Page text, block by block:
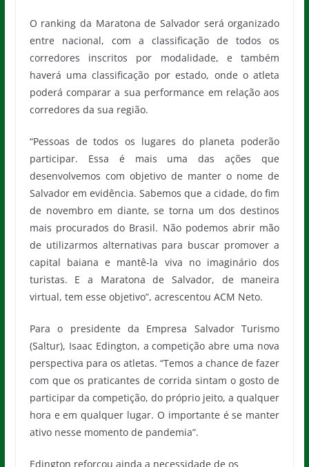
O ranking da Maratona de Salvador será organizado
entre nacional, com a classificação de todos os
corredores inscritos por modalidade, e também
haverá uma classificação por estado, onde o atleta
poderá comparar a sua performance em relação aos
corredores da sua região.
“Pessoas de todos os lugares do planeta poderão
participar. Essa é mais uma das ações que
desenvolvemos com objetivo de manter o nome de
Salvador em evidência. Sabemos que a cidade, do fim
de novembro em diante, se torna um dos destinos
mais procurados do Brasil. Não podemos abrir mão
de utilizarmos alternativas para buscar promover a
capital baiana e mantê-la viva no imaginário dos
turistas. E a Maratona de Salvador, de maneira
virtual, tem esse objetivo”, acrescentou ACM Neto.
Para o presidente da Empresa Salvador Turismo
(Saltur), Isaac Edington, a competição abre uma nova
perspectiva para os atletas. “Temos a chance de fazer
com que os praticantes de corrida sintam o gosto de
participar da competição, do próprio jeito, a qualquer
hora e em qualquer lugar. O importante é se manter
ativo nesse momento de pandemia”.
Edington reforçou ainda a necessidade de os